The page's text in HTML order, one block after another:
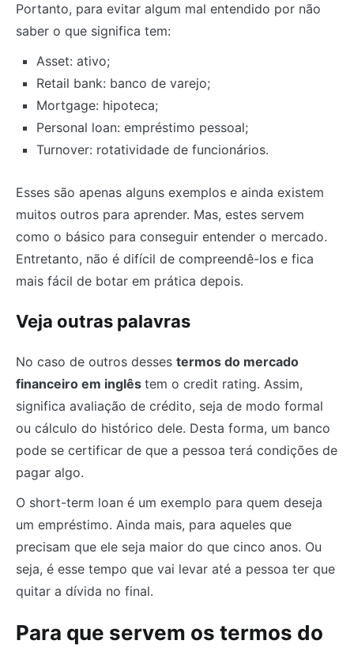
Portanto, para evitar algum mal entendido por não
saber o que significa tem:
Asset: ativo;
Retail bank: banco de varejo;
Mortgage: hipoteca;
Personal loan: empréstimo pessoal;
Turnover: rotatividade de funcionários.
Esses são apenas alguns exemplos e ainda existem
muitos outros para aprender. Mas, estes servem
como o básico para conseguir entender o mercado.
Entretanto, não é difícil de compreendê-los e fica
mais fácil de botar em prática depois.
Veja outras palavras
No caso de outros desses termos do mercado
financeiro em inglês tem o credit rating. Assim,
significa avaliação de crédito, seja de modo formal
ou cálculo do histórico dele. Desta forma, um banco
pode se certificar de que a pessoa terá condições de
pagar algo.
O short-term loan é um exemplo para quem deseja
um empréstimo. Ainda mais, para aqueles que
precisam que ele seja maior do que cinco anos. Ou
seja, é esse tempo que vai levar até a pessoa ter que
quitar a dívida no final.
Para que servem os termos do